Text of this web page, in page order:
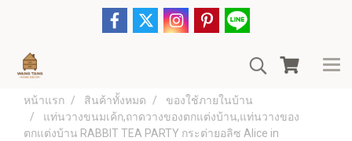
หน้าแรก สินค้าทั้งหมด
ของใช้ภายในบ้าน
แท่นวางขนมเค้ก,ถาดวางของตกแต่งบ้าน,แท่นวางของ
ตกแต่งบ้าน RABBIT TEA PARTY กระต่ายอลิซ Alice in